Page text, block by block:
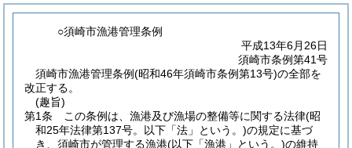
○須崎市漁港管理条例
平成13年6月26日
須崎市条例第41号
須崎市漁港管理条例(昭和46年須崎市条例第13号)の全部を
改正する。
(趣旨)
第1条
この条例は、漁港及び漁場の整備等に関する法律(昭
和25年法律第137号。以下「法」という。)の規定に基づ
き、須崎市が管理する漁港(以下「漁港」という。)の維持